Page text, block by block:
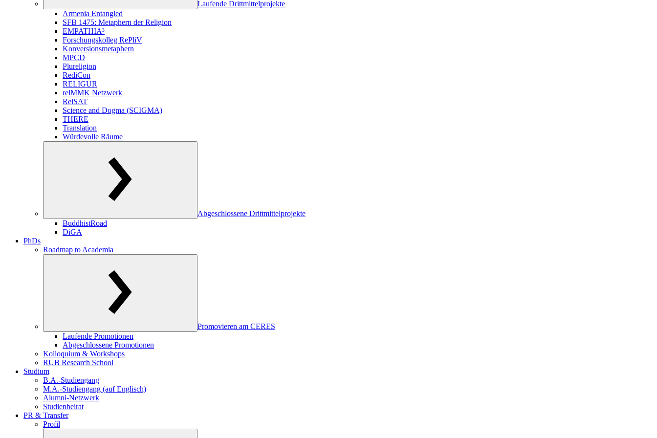
Laufende Drittmittelprojekte
Armenia Entangled
SFB 1475: Metaphern der Religion
EMPATHIA³
Forschungskolleg RePliV
Konversionsmetaphern
MPCD
Plureligion
RediCon
RELIGUR
relMMK Netzwerk
RelSAT
Science and Dogma (SCIGMA)
THERE
Translation
Würdevolle Räume
Abgeschlossene Drittmittelprojekte
BuddhistRoad
DiGA
PhDs
Roadmap to Academia
Promovieren am CERES
Laufende Promotionen
Abgeschlossene Promotionen
Kolloquium & Workshops
RUB Research School
Studium
B.A.-Studiengang
M.A.-Studiengang (auf Englisch)
Alumni-Netzwerk
Studienbeirat
PR & Transfer
Profil